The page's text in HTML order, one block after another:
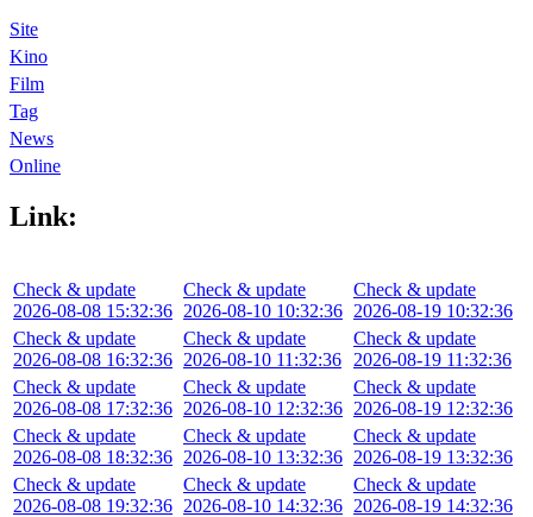
Site
Kino
Film
Tag
News
Online
Link:
Check & update
2026-08-08 15:32:36
Check & update
2026-08-08 16:32:36
Check & update
2026-08-08 17:32:36
Check & update
2026-08-08 18:32:36
Check & update
2026-08-08 19:32:36
Check & update
2026-08-10 10:32:36
Check & update
2026-08-10 11:32:36
Check & update
2026-08-10 12:32:36
Check & update
2026-08-10 13:32:36
Check & update
2026-08-10 14:32:36
Check & update
2026-08-19 10:32:36
Check & update
2026-08-19 11:32:36
Check & update
2026-08-19 12:32:36
Check & update
2026-08-19 13:32:36
Check & update
2026-08-19 14:32:36